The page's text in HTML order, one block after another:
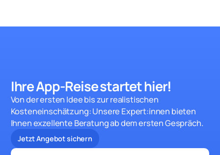
Ihre App-Reise startet hier!
Von der ersten Idee bis zur realistischen
Kosteneinschätzung: Unsere Expert:innen bieten
Ihnen exzellente Beratung ab dem ersten Gespräch.
Jetzt Angebot sichern